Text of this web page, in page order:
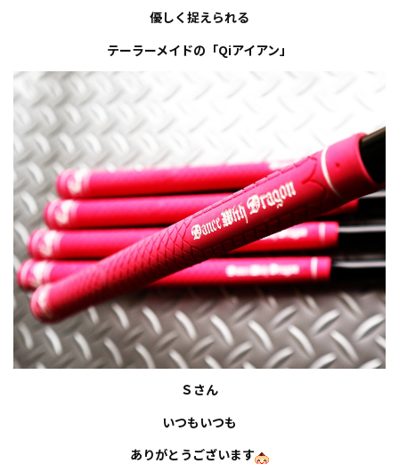
優しく捉えられる
テーラーメイドの「Qiアイアン」
Ｓ さん
いつもいつも
ありがとうございます